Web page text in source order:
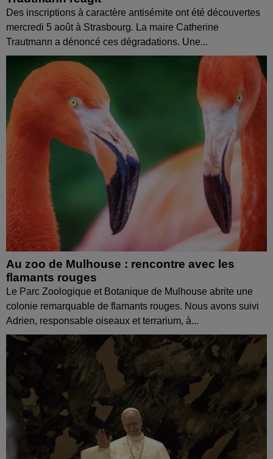
Des inscriptions à caractère antisémite ont été découvertes
mercredi 5 août à Strasbourg. La maire Catherine
Trautmann a dénoncé ces dégradations. Une...
Au zoo de Mulhouse : rencontre avec les
flamants rouges
Le Parc Zoologique et Botanique de Mulhouse abrite une
colonie remarquable de flamants rouges. Nous avons suivi
Adrien, responsable oiseaux et terrarium, à...